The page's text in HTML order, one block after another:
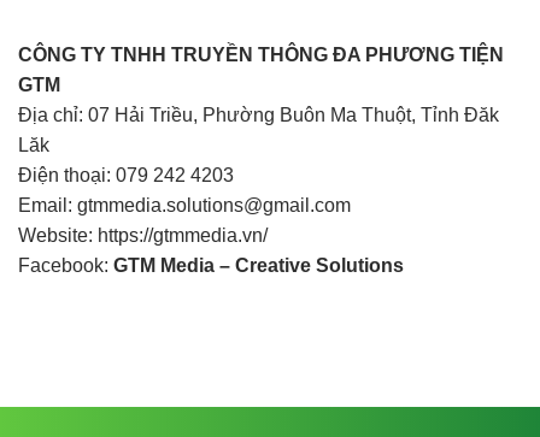
CÔNG TY TNHH TRUYỀN THÔNG ĐA PHƯƠNG TIỆN
GTM
Địa chỉ: 07 Hải Triều, Phường Buôn Ma Thuột, Tỉnh Đăk
Lăk
Điện thoại: 079 242 4203
Email: gtmmedia.solutions@gmail.com
Website: https://gtmmedia.vn/
Facebook: GTM Media – Creative Solutions